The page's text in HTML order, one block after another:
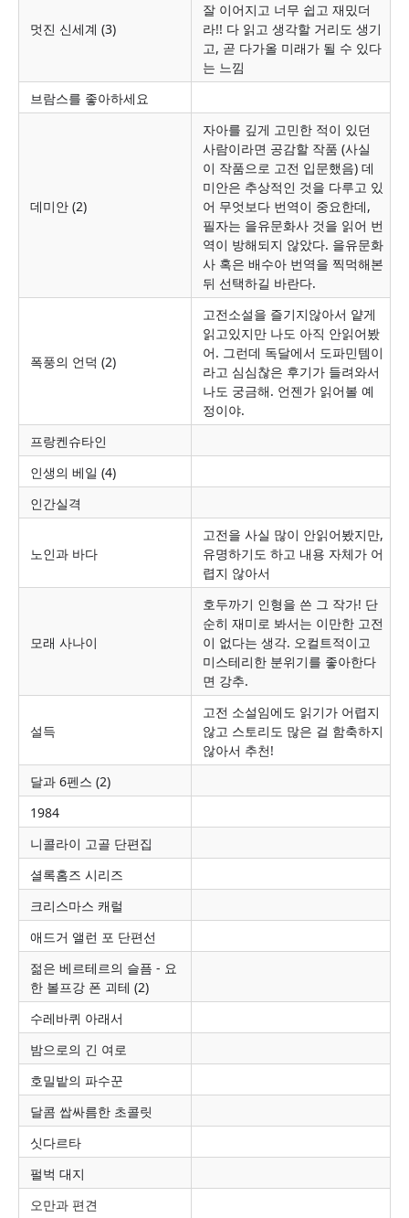
멋진 신세계 (3)
잘 이어지고 너무 쉽고 재밌더
라!! 다 읽고 생각할 거리도 생기
고, 곧 다가올 미래가 될 수 있다
는 느낌
브람스를 좋아하세요
데미안 (2)
자아를 깊게 고민한 적이 있던
사람이라면 공감할 작품 (사실
이 작품으로 고전 입문했음) 데
미안은 추상적인 것을 다루고 있
어 무엇보다 번역이 중요한데,
필자는 을유문화사 것을 읽어 번
역이 방해되지 않았다. 을유문화
사 혹은 배수아 번역을 찍먹해본
뒤 선택하길 바란다.
폭풍의 언덕 (2)
고전소설을 즐기지않아서 얕게
읽고있지만 나도 아직 안읽어봤
어. 그런데 독달에서 도파민템이
라고 심심찮은 후기가 들려와서
나도 궁금해. 언젠가 읽어볼 예
정이야.
프랑켄슈타인
인생의 베일 (4)
인간실격
노인과 바다
고전을 사실 많이 안읽어봤지만,
유명하기도 하고 내용 자체가 어
렵지 않아서
모래 사나이
호두까기 인형을 쓴 그 작가! 단
순히 재미로 봐서는 이만한 고전
이 없다는 생각. 오컬트적이고
미스테리한 분위기를 좋아한다
면 강추.
설득
고전 소설임에도 읽기가 어렵지
않고 스토리도 많은 걸 함축하지
않아서 추천!
달과 6펜스 (2)
1984
니콜라이 고골 단편집
셜록홈즈 시리즈
크리스마스 캐럴
애드거 앨런 포 단편선
젊은 베르테르의 슬픔 - 요
한 볼프강 폰 괴테 (2)
수레바퀴 아래서
밤으로의 긴 여로
호밀밭의 파수꾼
달콤 쌉싸름한 초콜릿
싯다르타
펄벅 대지
오만과 편견